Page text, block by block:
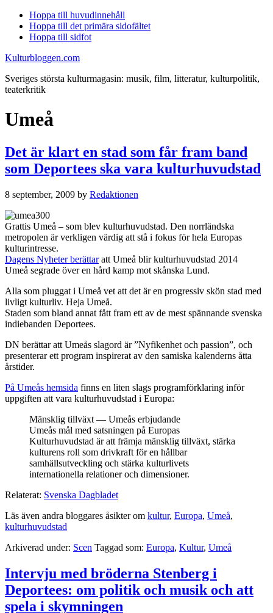
Hoppa till huvudinnehåll
Hoppa till det primära sidofältet
Hoppa till sidfot
Kulturbloggen.com
Sveriges största kulturmagasin: musik, film, litteratur, kulturpolitik,
teaterkritik
Umeå
Det är klart en stad som får fram band
som Deportees ska vara kulturhuvudstad
8 september, 2009 by Redaktionen
Grattis Umeå – som blev kulturhuvudstad. Den norrländska
metropolen är verkligen värdig att stå i fokus för hela Europas
kulturintresse.
Dagens Nyheter berättaratt Umeå blir kulturhuvudstad 2014
Umeå segrade över en hård kamp mot skånska Lund.
Alla som pluggat i Umeå vet att det är en progressiv skön stad med
livligt kulturliv. Heja Umeå.
Staden som bland annat fått fram ett av de mest spännande svenska
indiebanden Deportees.
DN berättar att Umeås slagord är ”Nyfikenhet och passion”, och
presenterar ett program inspirerat av den samiska kalenderns åtta
årstider.
På Umeås hemsida finns en liten slags programförklaring inför
uppgiften att vara kulturhuvudstad i Europa:
Mänsklig tillväxt — Umeås erbjudande
Umeås mål med satsningen på Europas
Kulturhuvudstad är att främja mänsklig tillväxt, stärka
kulturens roll som drivkraft för en hållbar
samhällsutveckling och stärka kulturlivets
internationella relationer och dimensioner.
Relaterat: Svenska Dagbladet
Läs även andra bloggares åsikter om kultur, Europa, Umeå,
kulturhuvudstad
Arkiverad under: Scen Taggad som: Europa, Kultur, Umeå
Intervju med bröderna Stenberg i
Deportees: om politik och musik och att
spela i skymningen